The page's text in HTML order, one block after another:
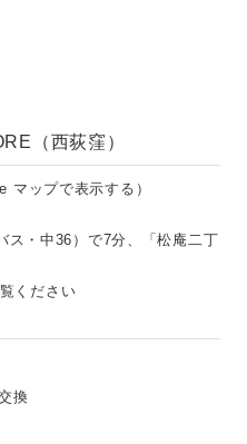
（西荻窪）
マップで表示する ）
・中36）で7分、「松庵二丁
ください
換